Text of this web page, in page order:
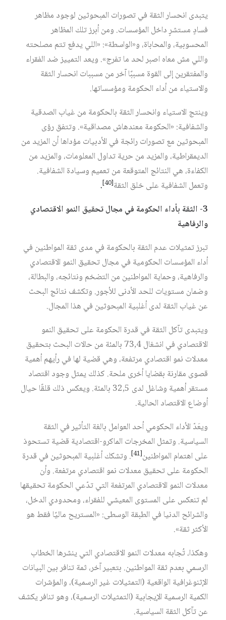
يتبدى انحسار الثقة في تصورات المبحوثين لوجود مظاهر
فسادٍ مستشرٍ داخل المؤسسات. ومن أبرز تلك المظاهر
المحسوبية، والمحاباة، و«الواسطة»: «اللي يدفع تتم مصلحته
واللي مش معاه اصبر لحد ما تفرج». ويعد التمييز ضد الفقراء
والمفتقرين إلى القوة مسببًا آخر من مسببات انحسار الثقة
والاستياء من أداء الحكومة ومؤسساتها.
وينتج الاستياء وانحسار الثقة بالحكومة من غياب الصدقية
والشفافية: «الحكومة معندهاش مصداقية». وتتفق رؤى
المبحوثين مع تصورات رائجة في الأدبيات مؤداها أن المزيد من
الديمقراطية، والمزيد من حرية تداول المعلومات، والمزيد من
الكفاءة، هي النتائج المتوقعة من تعميم وسيادة الشفافية.
وتعمل الشفافية على خلق الثقة[40]
.
3- الثقة بأداء الحكومة في مجالتحقيق النموالاقتصادي
والرفاهية
تبرز تمثيلات عدم الثقة بالحكومة في مدى ثقة المواطنين في
أداء المؤسسات الحكومية في مجال تحقيق النمو الاقتصادي
والرفاهية، وحماية المواطنين من التضخم ونتائجه، والبطالة،
وضمان مستويات للحد الأدنى للأجور. وتكشف نتائج البحث
عن غياب الثقة لدى أغلبية المبحوثين في هذا المجال.
ويتبدى تآكل الثقة في قدرة الحكومة على تحقيق النمو
الاقتصادي في انشغال 73,4 بالمئة من حالات البحث بتحقيق
معدلات نمو اقتصادي مرتفعة، وهي قضية لها في رأيهم أهمية
قصوى مقارنة بقضايا أخرى ملحة. كذلك يمثل وجود اقتصاد
مستقر أهمية وشاغل لدى 32,5 بالمئة. ويعكس ذلك قلقًا حيال
أوضاع الاقتصاد الحالية.
ويعَدّ الأداء الحكومي أحد العوامل بالغة التأثير في الثقة
السياسية. وتمثل المخرجات الماكرو-اقتصادية قضية تستحوذ
على اهتمام المواطنين[41]
. وتشكك أغلبية المبحوثين في قدرة
الحكومة على تحقيق معدلات نمو اقتصادي مرتفعة. وأن
معدلات النمو الاقتصادي المرتفعة التي تدّعي الحكومة تحقيقها
لم تنعكس على المستوى المعيشي للفقراء، ومحدودي الدخل،
والشرائح الدنيا في الطبقة الوسطى: «المستريح ماليًا فقط هو
الأكثر ثقة».
وهكذا، تُجابه معدلات النمو الاقتصادي التي ينشرها الخطاب
الرسمي بعدم ثقة المواطنين. بتعبير آخر، ثمة تنافر بين البيانات
الإثنوغرافية الواقعية (التمثيلات غير الرسمية)، والمؤشرات
الكمية الرسمية الإيجابية (التمثيلات الرسمية)، وهو تنافر يكشف
عن تآكل الثقة السياسية.